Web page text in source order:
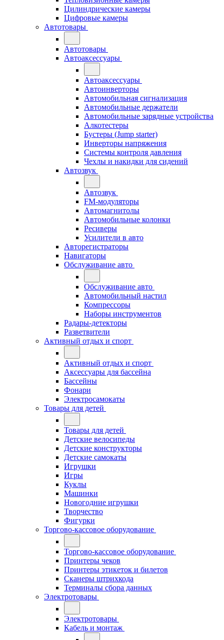
Цилиндрические камеры
Цифровые камеры
Автотовары
Автотовары
Автоаксессуары
Автоаксессуары
Автоинверторы
Автомобильная сигнализация
Автомобильные держатели
Автомобильные зарядные устройства
Алкотестеры
Бустеры (Jump starter)
Инверторы напряжения
Системы контроля давления
Чехлы и накидки для сидений
Автозвук
Автозвук
FM-модуляторы
Автомагнитолы
Автомобильные колонки
Ресиверы
Усилители в авто
Авторегистраторы
Навигаторы
Обслуживание авто
Обслуживание авто
Автомобильный настил
Компрессоры
Наборы инструментов
Радары-детекторы
Разветвители
Активный отдых и спорт
Активный отдых и спорт
Аксессуары для бассейна
Бассейны
Фонари
Электросамокаты
Товары для детей
Товары для детей
Детские велосипеды
Детские конструкторы
Детские самокаты
Игрушки
Игры
Куклы
Машинки
Новогодние игрушки
Творчество
Фигурки
Торгово-кассовое оборудование
Торгово-кассовое оборудование
Принтеры чеков
Принтеры этикеток и билетов
Сканеры штрихкода
Терминалы сбора данных
Электротовары
Электротовары
Кабель и монтаж